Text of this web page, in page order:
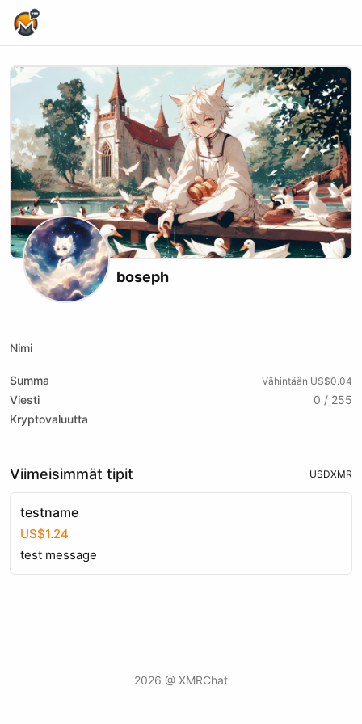
boseph
Nimi
Summa Vähintään US$0.04
Viesti
0 / 255
Kryptovaluutta
Viimeisimmät tipit USDXMR
testname
US$1.24
test message
2026 @ XMRChat